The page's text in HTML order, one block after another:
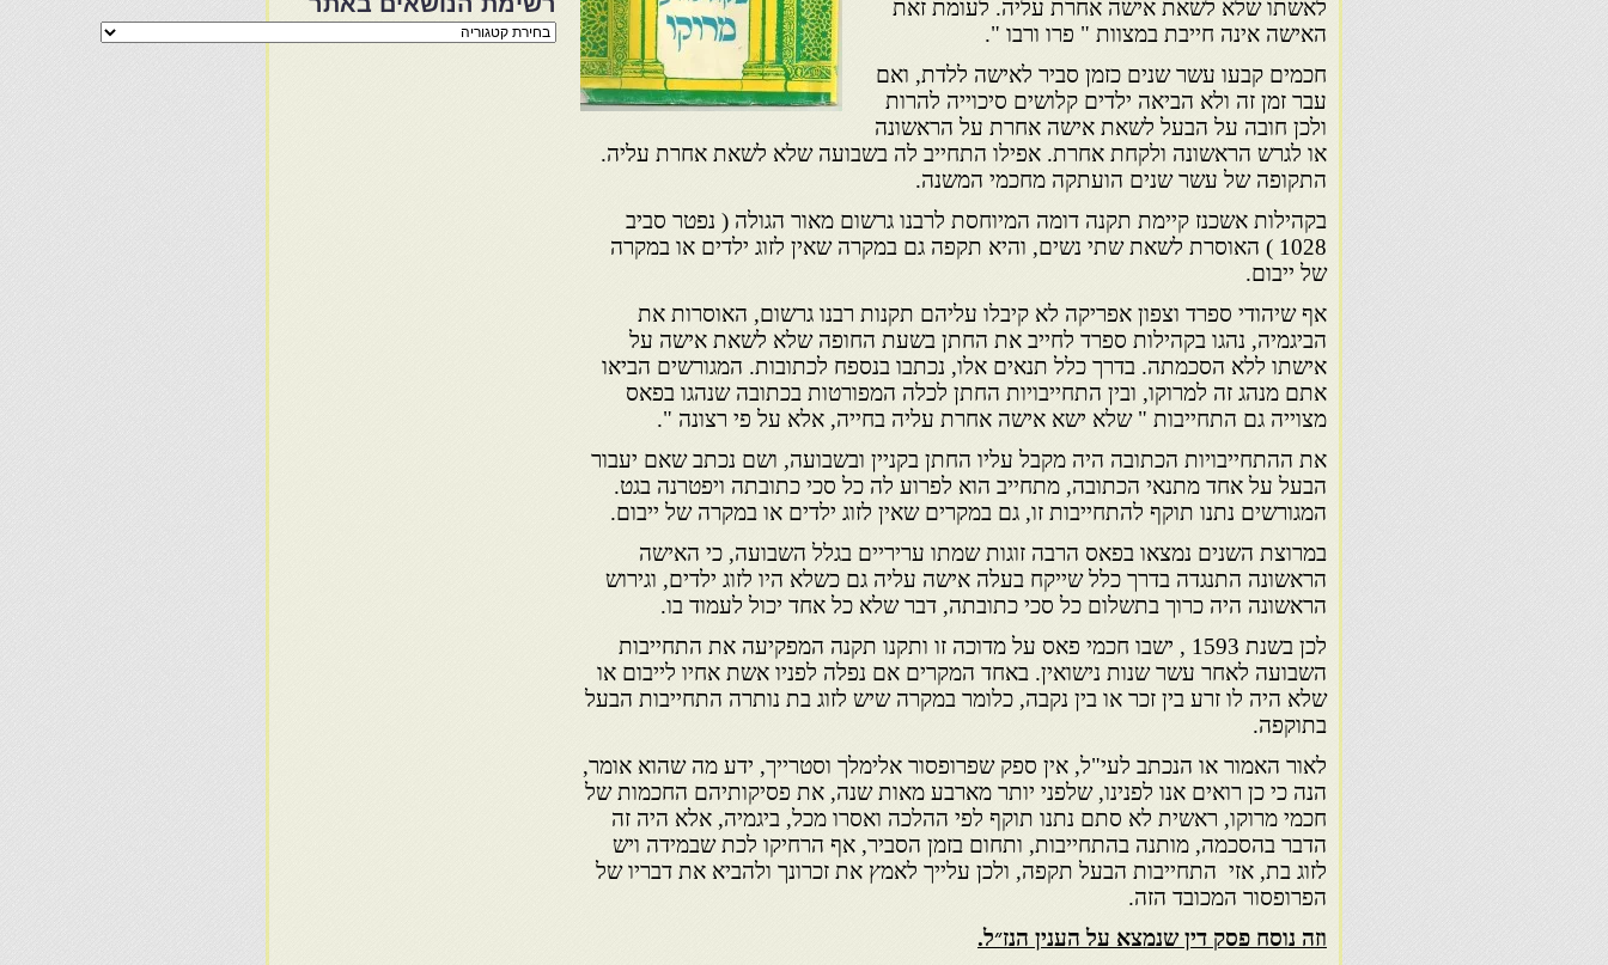
לאשתו שלא לשאת אישה אחרת עליה. לעומת זאת
האישה אינה חייבת במצוות " פרו ורבו ".
חכמים קבעו עשר שנים כזמן סביר לאישה ללדת, ואם
עבר זמן זה ולא הביאה ילדים קלושים סיכוייה להרות
ולכן חובה על הבעל לשאת אישה אחרת על הראשונה
או לגרש הראשונה ולקחת אחרת. אפילו התחייב לה בשבועה שלא לשאת אחרת עליה.
התקופה של עשר שנים הועתקה מחכמי המשנה.
בקהילות אשכנז קיימת תקנה דומה המיוחסת לרבנו גרשום מאור הגולה ( נפטר סביב
1028 ) האוסרת לשאת שתי נשים, והיא תקפה גם במקרה שאין לזוג ילדים או במקרה
של ייבום.
אף שיהודי ספרד וצפון אפריקה לא קיבלו עליהם תקנות רבנו גרשום, האוסרות את
הביגמיה, נהגו בקהילות ספרד לחייב את החתן בשעת החופה שלא לשאת אישה על
אישתו ללא הסכמתה. בדרך כלל תנאים אלו, נכתבו בנספח לכתובות. המגורשים הביאו
אתם מנהג זה למרוקו, ובין התחייבויות החתן לכלה המפורטות בכתובה שנהגו בפאס
מצוייה גם התחייבות " שלא ישא אישה אחרת עליה בחייה, אלא על פי רצונה ".
את ההתחייבויות הכתובה היה מקבל עליו החתן בקניין ובשבועה, ושם נכתב שאם יעבור
הבעל על אחד מתנאי הכתובה, מתחייב הוא לפרוע לה כל סכי כתובתה ויפטרנה בגט.
המגורשים נתנו תוקף להתחייבות זו, גם במקרים שאין לזוג ילדים או במקרה של ייבום.
במרוצת השנים נמצאו בפאס הרבה זוגות שמתו עריריים בגלל השבועה, כי האישה
הראשונה התנגדה בדרך כלל שייקח בעלה אישה עליה גם כשלא היו לזוג ילדים, וגירוש
הראשונה היה כרוך בתשלום כל סכי כתובתה, דבר שלא כל אחד יכול לעמוד בו.
לכן בשנת 1593 , ישבו חכמי פאס על מדוכה זו ותקנו תקנה המפקיעה את התחייבות
השבועה לאחר עשר שנות נישואין. באחד המקרים אם נפלה לפניו אשת אחיו לייבום או
שלא היה לו זרע בין זכר או בין נקבה, כלומר במקרה שיש לזוג בת נותרה התחייבות הבעל
בתוקפה.
לאור האמור או הנכתב לעי"ל, אין ספק שפרופסור אלימלך וסטרייך, ידע מה שהוא אומר,
הנה כי כן רואים אנו לפנינו, שלפני יותר מארבע מאות שנה, את פסיקותיהם החכמות של
חכמי מרוקו, ראשית לא סתם נתנו תוקף לפי ההלכה ואסרו מכל, ביגמיה, אלא היה זה
הדבר בהסכמה, מותנה בהתחייבות, ותחום בזמן הסביר, אף הרחיקו לכת שבמידה ויש
לזוג בת, אזי התחייבות הבעל תקפה, ולכן עלייך לאמץ את זכרונך ולהביא את דבריו של
הפרופסור המכובד הזה.
וזה נוסח פסק דין שנמצא על הענין הנז״ל.
רשימת
הנושאים